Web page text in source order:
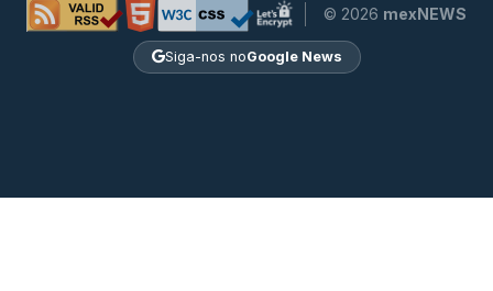
© 2026 mexNEWS
Siga-nos noGoogle News